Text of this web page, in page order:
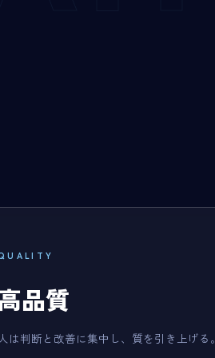
品質
は判断と改善に集中し、質を引き上げる。